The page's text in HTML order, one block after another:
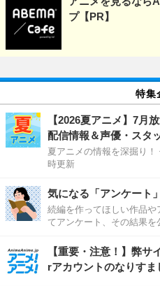
プ【PR】
特集
【2026夏アニメ】7月
配信情報＆声優・スタ
夏アニメの情報を深掘り
時更新
気になる「アンケート
続編を作ってほしい作品
てアンケート、その結果を
【重要・注意！】弊
rアカウントのなりす